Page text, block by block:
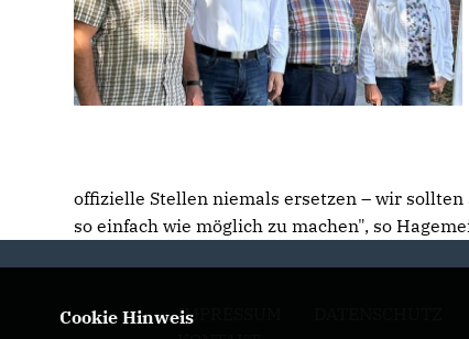
offizielle Stellen niemals ersetzen – wir
so einfach wie möglich zu machen", so
IMPRESSUM
Cookie Hinweis